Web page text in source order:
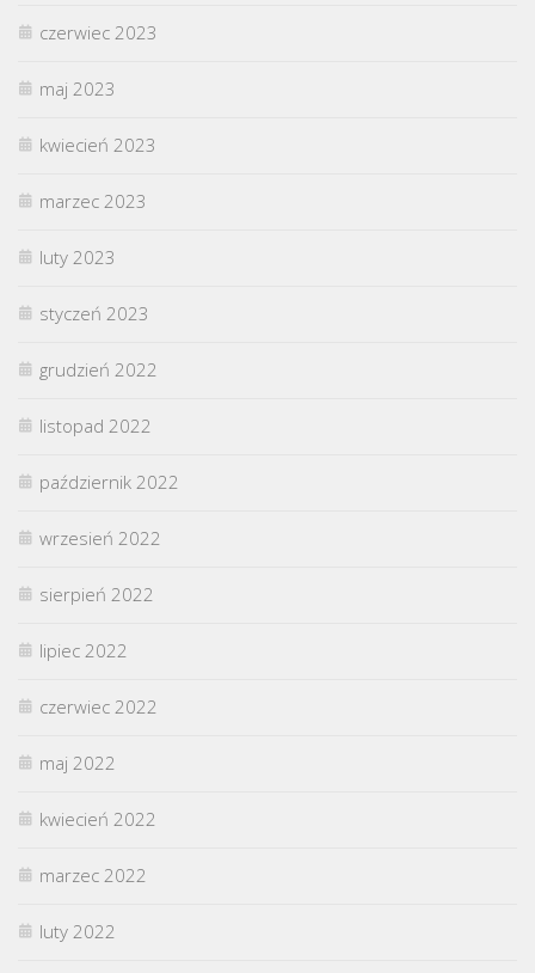
czerwiec 2023
maj 2023
kwiecień 2023
marzec 2023
luty 2023
styczeń 2023
grudzień 2022
listopad 2022
październik 2022
wrzesień 2022
sierpień 2022
lipiec 2022
czerwiec 2022
maj 2022
kwiecień 2022
marzec 2022
luty 2022